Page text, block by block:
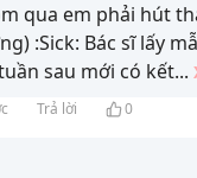
qua em phải hút
:Sick: Bác sĩ lấy
sau mới có kết...
Trả lời 0